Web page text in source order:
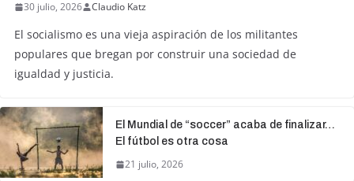
30 julio, 2026 Claudio Katz
El socialismo es una vieja aspiración de los militantes
populares que bregan por construir una sociedad de
igualdad y justicia.
El Mundial de “soccer” acaba de finalizar…
El fútbol es otra cosa
21 julio, 2026